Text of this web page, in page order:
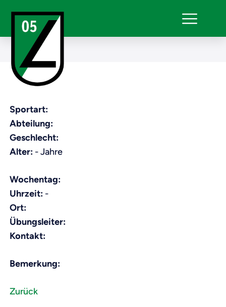
Sportart:
Abteilung:
Geschlecht:
Alter: - Jahre
Wochentag:
Uhrzeit: -
Ort:
Übungsleiter:
Kontakt:
Bemerkung:
Zurück